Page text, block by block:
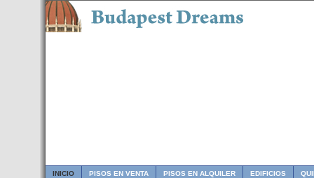
INICIO PISOS EN VENTA PISOS EN ALQUILER EDIFICIOS